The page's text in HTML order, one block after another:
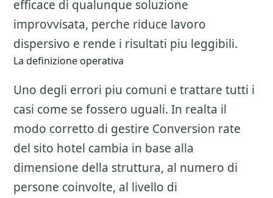
efficace di qualunque soluzione
improvvisata, perche riduce lavoro
dispersivo e rende i risultati piu leggibili.
La definizione operativa
Uno degli errori piu comuni e trattare tutti i
casi come se fossero uguali. In realta il
modo corretto di gestire Conversion rate
del sito hotel cambia in base alla
dimensione della struttura, al numero di
persone coinvolte, al livello di